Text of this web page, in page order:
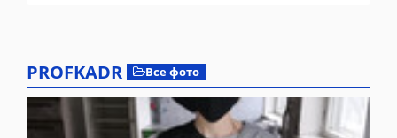
PROFKADR Все фото